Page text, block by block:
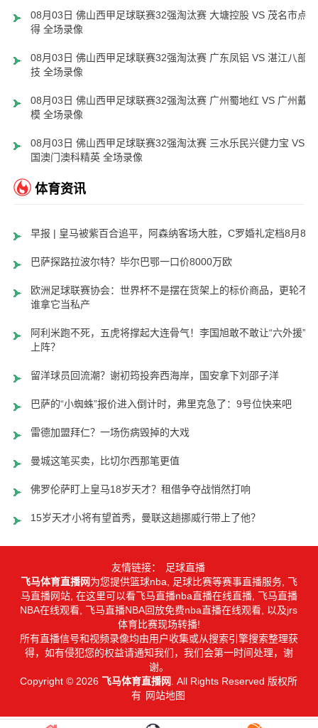
08月03日 佛山西甲足球联赛32强淘汰赛 大塘控股 VS 茂名市点都
得 全场录像
08月03日 佛山西甲足球联赛32强淘汰赛 广东凤铝 VS 湛江八部科
技 全场录像
08月03日 佛山西甲足球联赛32强淘汰赛 广州蜀地红 VS 广州戴拿
模 全场录像
08月03日 佛山西甲足球联赛32强淘汰赛 三水乐民兴健力宝 VS 中
国澳门澳科精英 全场录像
体育资讯
早报 | 皇马被紫百合追平，阿森纳客场大胜，C罗婚礼定档8月8日
巴萨探路拉波尔特？毕尔巴鄂一口价8000万欧
欧洲足球联赛协会：世界杯不是摆在货架上的标价商品，更轮不到
谁拿它当私产
阿利米跑不死，五虎将撑起大连骨气！李国旭敢不敢让“六外援”齐
上阵？
留洋球员回流潮？谢初筠投奔西海岸，国安拿下刘邵子洋
巴萨的“小蜘蛛”报价进入倒计时，弗里克急了：9号位快来吧
雷德加盟拜仁？一场伤病毁掉的大戏
曼城这笔买卖，比切尔西那笔更值
佛罗伦萨盯上皇马18岁天才？租借争夺战悄然打响
15岁天才小将有望首秀，曼联这趟挪威行带上了他？
友情链接：
足球直播
飞马体育直播网为您提供篮球nba, 足球比赛等赛事直播服务, 飞
马直播网站, 在这里可以看飞马直播nba直播在线直播, 飞马直播
NBA在线观看, 飞马直播NBA回放免费nba直播在线观看, 以及jrs
体育比赛现场转播!
所有直播信号和视频录像均由用户收集或从搜索引擎搜索整理获
得，如有侵犯您的权益请通知我们，我们会第一时间处理，谢
谢。
Copyright © 2026 飞马体育直播网
. All Rights Reserved 版权所
有 网站地图